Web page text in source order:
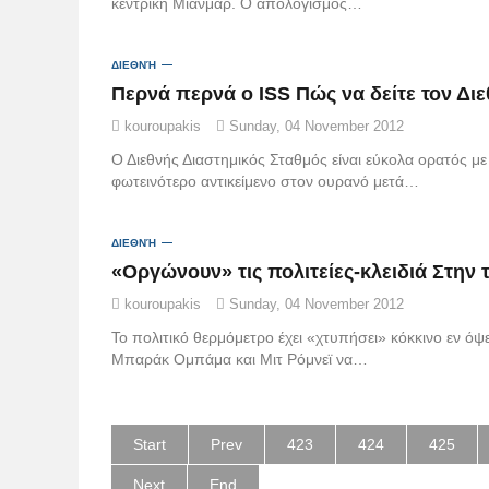
ΔΙΕΘΝΉ
Περνά περνά ο ISS Πώς να δείτε τον
kouroupakis Sunday, 04 November 2012
Ο Διεθνής Διαστημικός Σταθμός είναι εύκολα ορατός
φωτεινότερο αντικείμενο στον ουρανό μετά…
ΔΙΕΘΝΉ
kouroupakis Sunday, 04 November 2012
Το πολιτικό θερμόμετρο έχει «χτυπήσει» κόκκινο εν
Μπαράκ Ομπάμα και Μιτ Ρόμνεϊ να…
Start Prev 423 424 425
Next End